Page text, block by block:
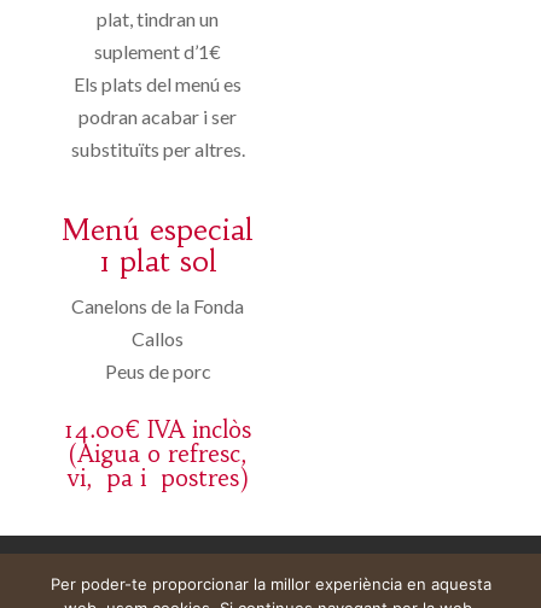
plat, tindran un
suplement d’1€
Els plats del menú es
podran acabar i ser
substituïts per altres.
Menú especial
1 plat sol
Canelons de la Fonda
Callos
Peus de porc
14.00€ IVA inclòs
(Aigua o refresc,
vi, pa i postres)
Per poder-te proporcionar la millor experiència en aquesta